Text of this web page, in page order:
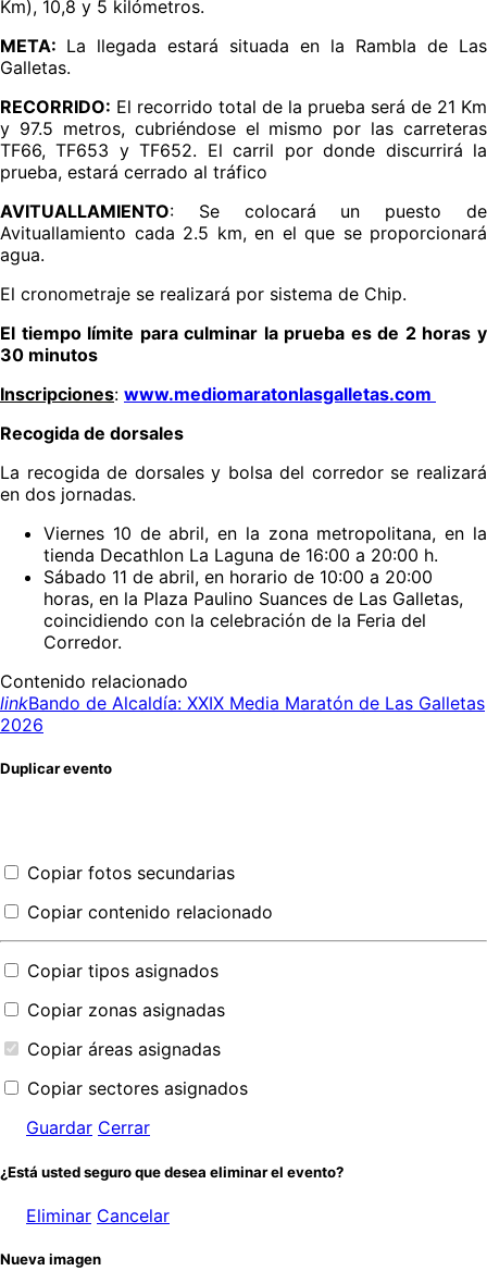
Km), 10,8 y 5 kilómetros.
META: La llegada estará situada en la Rambla de Las
Galletas.
RECORRIDO: El recorrido total de la prueba será de 21 Km
y 97.5 metros, cubriéndose el mismo por las carreteras
TF66, TF653 y TF652. El carril por donde discurrirá la
prueba, estará cerrado al tráfico
AVITUALLAMIENTO: Se colocará un puesto de
Avituallamiento cada 2.5 km, en el que se proporcionará
agua.
El cronometraje se realizará por sistema de Chip.
El tiempo límite para culminar la prueba es de 2 horas y
30 minutos
Inscripciones: www.mediomaratonlasgalletas.com
Recogida de dorsales
La recogida de dorsales y bolsa del corredor se realizará
en dos jornadas.
Viernes 10 de abril, en la zona metropolitana, en la
tienda Decathlon La Laguna de 16:00 a 20:00 h.
Sábado 11 de abril, en horario de 10:00 a 20:00
horas, en la Plaza Paulino Suances de Las Galletas,
coincidiendo con la celebración de la Feria del
Corredor.
Contenido relacionado
linkBando de Alcaldía: XXIX Media Maratón de Las Galletas
2026
Duplicar evento
Copiar fotos secundarias
Copiar contenido relacionado
Copiar tipos asignados
Copiar zonas asignadas
Copiar áreas asignadas
Copiar sectores asignados
Guardar Cerrar
¿Está usted seguro que desea eliminar el evento?
Eliminar Cancelar
Nueva imagen